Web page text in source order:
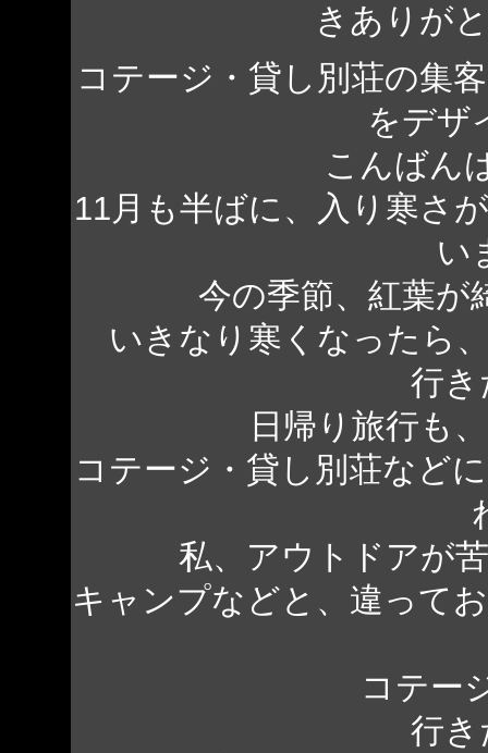
きありが
コテージ・貸し別荘の集
をデザ
こんばん
11月も半ばに、入り寒さ
い
今の季節、紅葉が
いきなり寒くなったら
行き
日帰り旅行も
コテージ・貸し別荘など
私、アウトドアが
キャンプなどと、違って
コテー
行き